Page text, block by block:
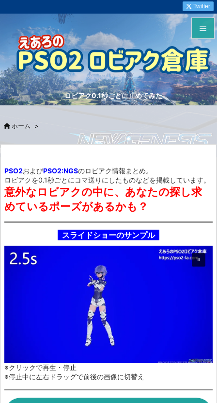
ロビアク0.1秒ごとに止めてみた


メニュ

サイド

次へ

Twitter
 ホーム >
PSO2およびPSO2:NGSのロビアク情報まとめ。
ロビアクを0.1秒ごとにコマ送りにしたものなどを掲載しています。
意外なロビアクの中に、あなたの探し求
めているポーズがあるかも？
スライドショーのサンプル
※クリックで再生・停止
※停止中に左右ドラッグで前後の画像に切替え